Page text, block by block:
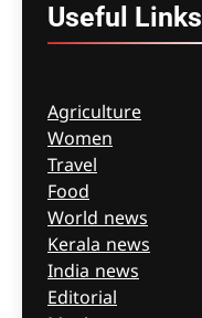
Useful Links
Agriculture
Women
Travel
Food
World news
Kerala news
India news
Editorial